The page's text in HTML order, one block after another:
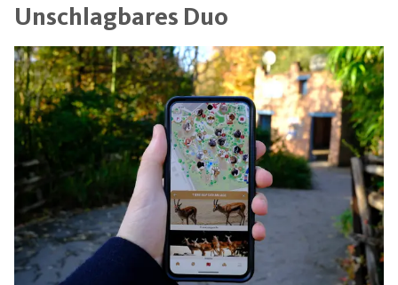
Unschlagbares Duo